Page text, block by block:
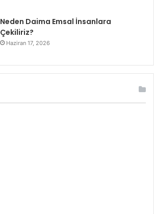
Neden Daima Emsal İnsanlara
Çekiliriz?
Haziran 17, 2026